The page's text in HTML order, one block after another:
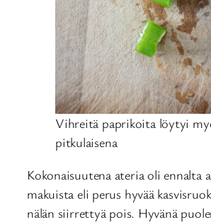
Vihreitä paprikoita löytyi
pitkulaisena
Kokonaisuutena ateria oli ennalta
makuista eli perus hyvää
nälän siirrettyä pois. Hyvänä